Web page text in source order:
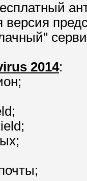
версия
2014: